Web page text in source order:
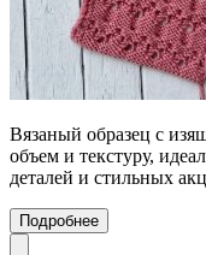
Вязаный образец с
объем и текстуру,
деталей и стильных
Подробнее